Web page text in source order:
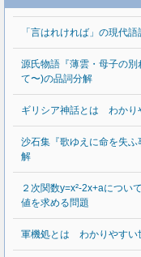
「言はれければ」の現代
源氏物語『薄雲・母子の
て〜)の品詞分解
ギリシア神話とは わかり
沙石集『歌ゆえに命を失
解
２次関数y=x²-2x+aについ
値を求める問題
軍機処とは わかりやすい